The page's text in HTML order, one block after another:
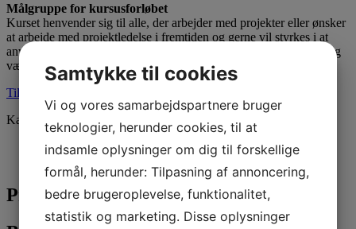
Målgruppe for kursusforløbet
Kurset henvender sig til alle, der arbejder med projekter eller ønsker
at arbejde med projektledelse i fremtiden og gerne vil styrkes i at
anvende både de traditionelle eller agile projektledelses metoder og
værktøjer.
Tilmelde dig dette kursus
Kategori: Projektledelse 10 ECTS med PRINCE
Beskrivelse
Yderligere Information
Produktbeskrivelse
Samtykke til cookies
Vi og vores samarbejdspartnere bruger
teknologier, herunder cookies, til at
indsamle oplysninger om dig til forskellige
formål, herunder: Tilpasning af annoncering,
bedre brugeroplevelse, funktionalitet,
statistik og marketing. Disse oplysninger